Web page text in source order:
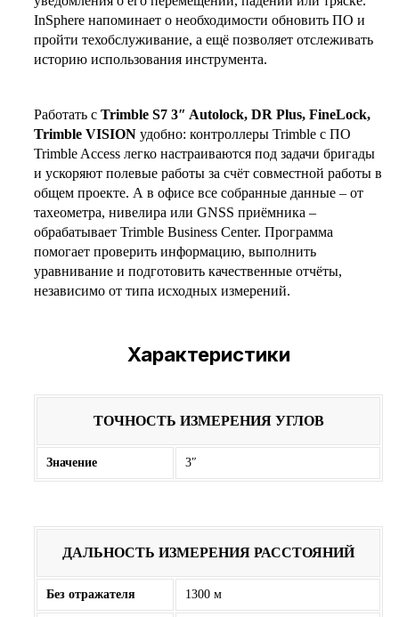
InSphere напоминает о необходимости обновить ПО и
пройти техобслуживание, а ещё позволяет отслеживать
историю использования инструмента.
Работать с Trimble S7 3″ Autolock, DR Plus, FineLock,
Trimble VISION удобно: контроллеры Trimble с ПО
Trimble Access легко настраиваются под задачи бригады
и ускоряют полевые работы за счёт совместной работы в
общем проекте. А в офисе все собранные данные – от
тахеометра, нивелира или GNSS приёмника –
обрабатывает Trimble Business Center. Программа
помогает проверить информацию, выполнить
уравнивание и подготовить качественные отчёты,
независимо от типа исходных измерений.
Характеристики
ТОЧНОСТЬ ИЗМЕРЕНИЯ УГЛОВ
Значение 3″
ДАЛЬНОСТЬ ИЗМЕРЕНИЯ РАССТОЯНИЙ
Без отражателя 1300 м